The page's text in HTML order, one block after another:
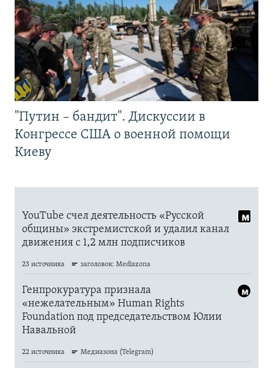
"Путин – бандит". Дискуссии в
Конгрессе США о военной помощи
Киеву